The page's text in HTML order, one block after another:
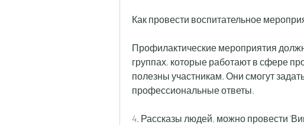
Как провести воспитательное
Профилактические мероприятия
группах, которые работают в сфере
полезны участникам. Они смогут
профессиональные ответы.
4. Рассказы людей, можно провести